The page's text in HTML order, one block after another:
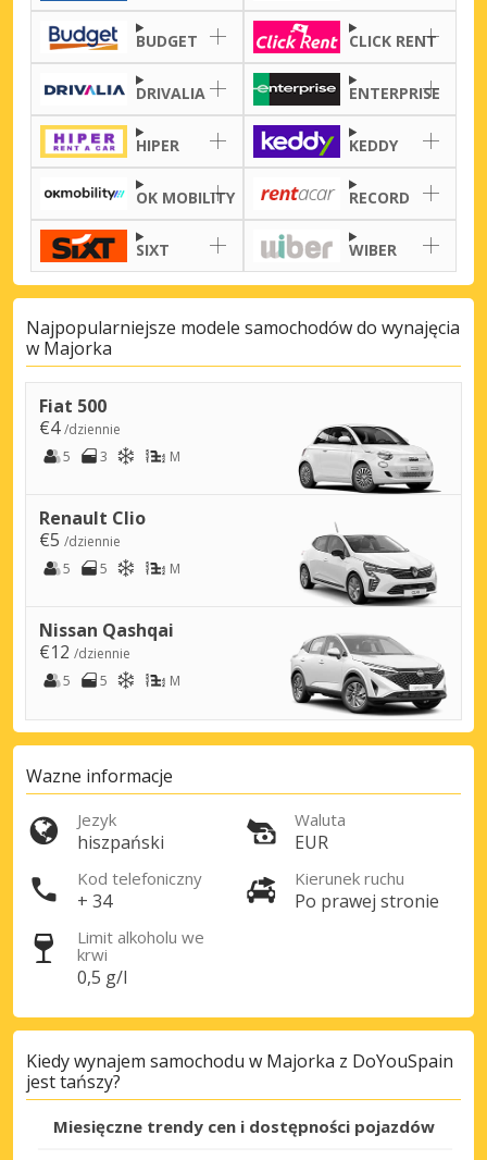
BUDGET CLICK RENT
DRIVALIA ENTERPRISE
HIPER KEDDY
OK MOBILITY RECORD
SIXT WIBER
Najpopularniejsze modele samochodów do wynajęcia
w Majorka
Fiat 500
€4/dziennie
5
3 M
Renault Clio
€5 /dziennie
5
5 M
Nissan Qashqai
€12 /dziennie
5
5 M
Wazne informacje
Jezyk
hiszpański
Waluta
EUR
Kod telefoniczny
+ 34
Kierunek ruchu
Po prawej stronie
Limit alkoholu we
krwi
0,5 g/l
Kiedy wynajem samochodu w Majorka z DoYouSpain
jest tańszy?
Miesięczne trendy cen i dostępności pojazdów